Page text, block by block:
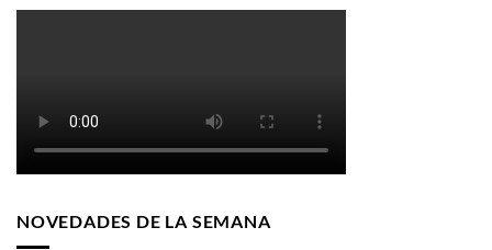
NOVEDADES DE LA SEMANA